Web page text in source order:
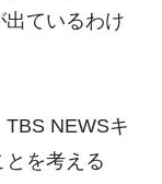
ているわけ
NEWSキ
を考える